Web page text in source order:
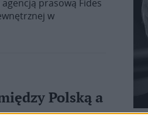
prasową Fides
w
Polską a